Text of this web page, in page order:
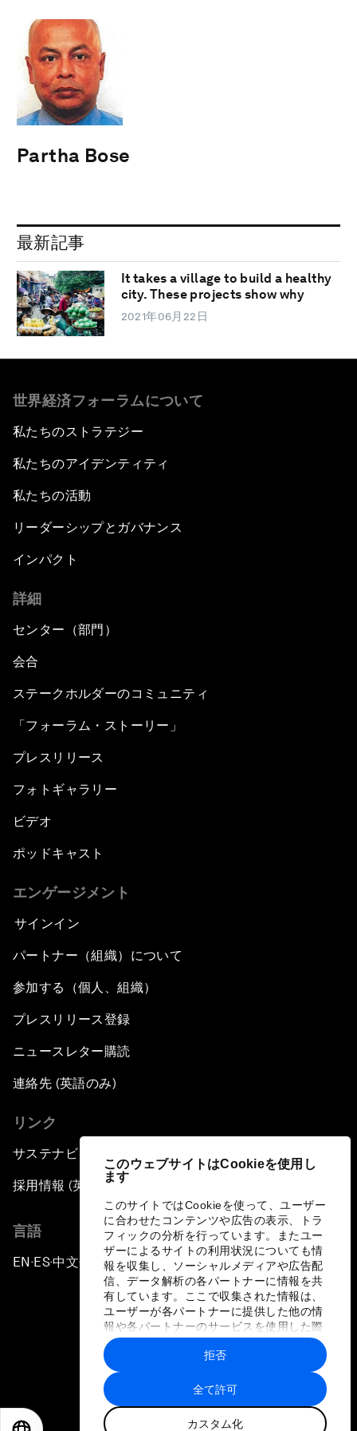
このウェブサイトはCookieを使用し
ます
このサイトではCookieを使って、ユーザー
に合わせたコンテンツや広告の表示、トラ
フィックの分析を行っています。またユー
ザーによるサイトの利用状況についても情
報を収集し、ソーシャルメディアや広告配
信、データ解析の各パートナーに情報を共
有しています。ここで収集された情報は、
ユーザーが各パートナーに提供した他の情
報や各パートナーのサービスを使用した際
に収集された情報と組み合わされ、各パー
トナーによって使用されることがありま
す。
全て許可
カスタム化
拒否
Partha Bose
最新記事
It takes a village to build a healthy
city. These projects show why
2021年06月22日
世界経済フォーラムについて
私たちのストラテジー
私たちのアイデンティティ
私たちの活動
リーダーシップとガバナンス
インパクト
詳細
センター（部門）
会合
ステークホルダーのコミュニティ
「フォーラム・ストーリー」
プレスリリース
フォトギャラリー
ビデオ
ポッドキャスト
エンゲージメント
サインイン
パートナー（組織）について
参加する（個人、組織）
プレスリリース登録
ニュースレター購読
連絡先 (英語のみ)
リンク
サステナビリティへの取り組み
採用情報 (英語のみ)
言語
EN ▪ES▪中文▪ 日本語
プライバシーポリシーと利用規約
サイトマップ